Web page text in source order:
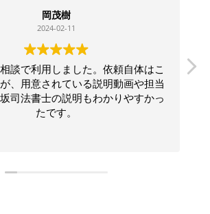
2024-02-11
利用しました。依頼自体はこ
意されている説明動画や担当
書士の説明もわかりやすかっ
たです。
他の